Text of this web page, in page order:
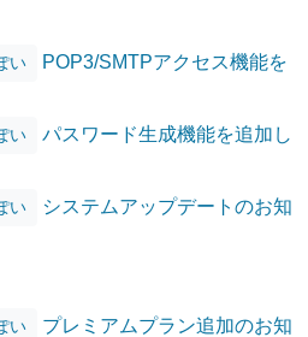
い
POP3/SMTPアクセス機能を
い
パスワード生成機能を追加し
い
システムアップデートのお知
い
プレミアムプラン追加のお知